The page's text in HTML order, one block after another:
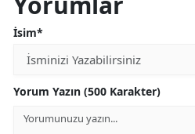
İsim*
Yorum Yazın (500 Karakter)